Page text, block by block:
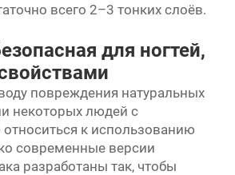
всего 2–3 тонких слоёв.
для ногтей,
повреждения натуральных
некоторых людей с
к использованию
современные версии
разработаны так, чтобы